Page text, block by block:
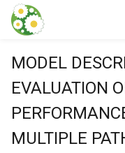
本文に飛ぶ
MODEL
EVALUATION
MULTIPLE